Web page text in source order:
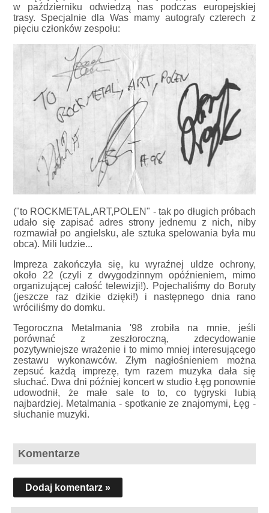
w październiku odwiedzą nas podczas europejskiej
trasy. Specjalnie dla Was mamy autografy czterech z
pięciu członków zespołu:
("to ROCKMETAL,ART,POLEN" - tak po długich próbach
udało się zapisać adres strony jednemu z nich, niby
rozmawiał po angielsku, ale sztuka spelowania była mu
obca). Mili ludzie...
Impreza zakończyła się, ku wyraźnej uldze ochrony,
około 22 (czyli z dwygodzinnym opóźnieniem, mimo
organizującej całość telewizji!). Pojechaliśmy do Boruty
(jeszcze raz dzikie dzięki!) i następnego dnia rano
wróciliśmy do domku.
Tegoroczna Metalmania '98 zrobiła na mnie, jeśli
porównać z zeszłoroczną, zdecydowanie
pozytywniejsze wrażenie i to mimo mniej interesującego
zestawu wykonawców. Złym nagłośnieniem można
zepsuć każdą imprezę, tym razem muzyka dała się
słuchać. Dwa dni później koncert w studio Łęg ponownie
udowodnił, że małe sale to to, co tygryski lubią
najbardziej. Metalmania - spotkanie ze znajomymi, Łęg -
słuchanie muzyki.
Komentarze
Dodaj komentarz »